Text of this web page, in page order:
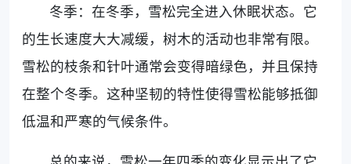
冬季：在冬季，雪松完全进入休眠状态。它
的生长速度大大减缓，树木的活动也非常有限。
雪松的枝条和针叶通常会变得暗绿色，并且保持
在整个冬季。这种坚韧的特性使得雪松能够抵御
低温和严寒的气候条件。